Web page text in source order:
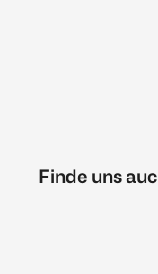
Finde uns